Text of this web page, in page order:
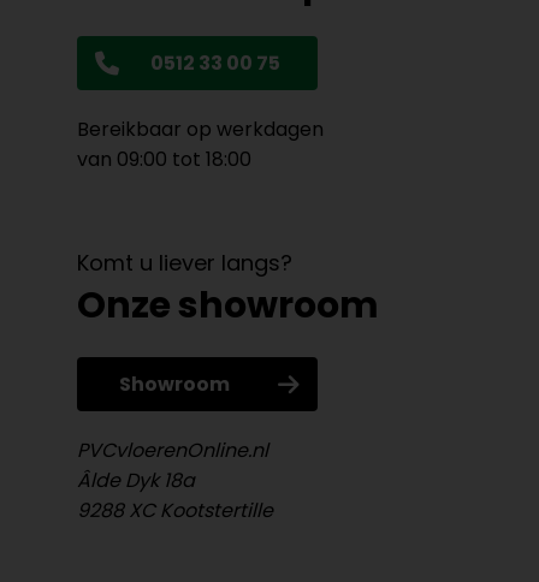
0512 33 00 75
Bereikbaar op werkdagen
van 09:00 tot 18:00
Komt u liever langs?
Onze showroom
Showroom
PVCvloerenOnline.nl
Âlde Dyk 18a
9288 XC Kootstertille